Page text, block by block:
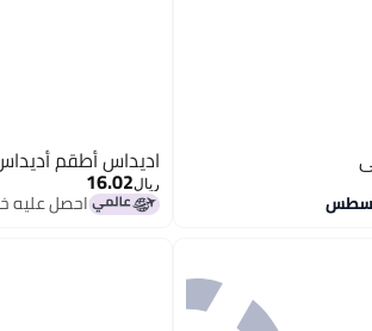
اديداس أطقم
ريال16.02
احصل عليه